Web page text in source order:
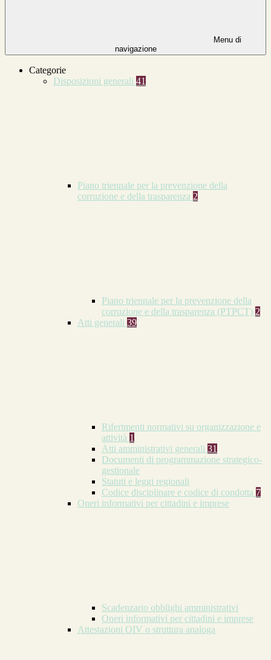
Menu di
navigazione
Categorie
Disposizioni generali 41
Piano triennale per la prevenzione della
corruzione e della trasparenza 2
Piano triennale per la prevenzione della
corruzione e della trasparenza (PTPCT) 2
Atti generali 39
Riferimenti normativi su organizzazione e
attività 1
Atti amministrativi generali 31
Documenti di programmazione strategico-
gestionale
Statuti e leggi regionali
Codice disciplinare e codice di condotta 7
Oneri informativi per cittadini e imprese
Scadenzario obblighi amministrativi
Oneri informativi per cittadini e imprese
Attestazioni OIV o struttura analoga